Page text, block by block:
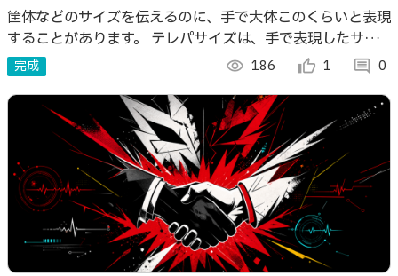
筐体などのサイズを伝えるのに、手で大体このくらいと表現
することがあります。 テレパサイズは、手で表現したサイ
ズを送信するデバイスと、受信サイズに可変する箱デバイス
で構成されます。
完成 visibility 186 thumb_up_alt 1 comment 0